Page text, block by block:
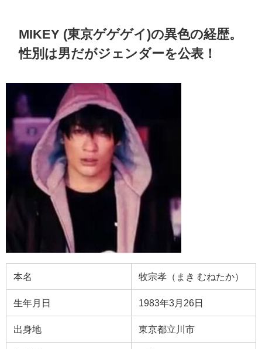
MIKEY (東京ゲゲゲイ)の異色の経歴。
性別は男だがジェンダーを公表！
本名 牧宗孝（まき むねたか）
生年月日 1983年3月26日
出身地 東京都立川市